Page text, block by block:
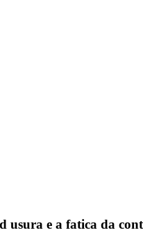
usura e a fatica da